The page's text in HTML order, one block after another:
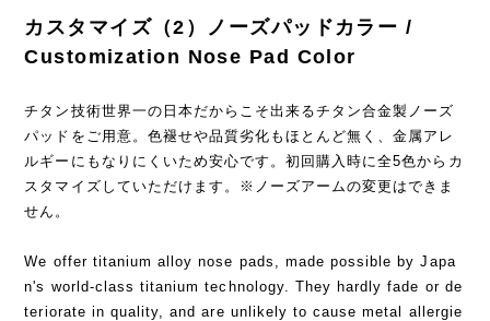
カスタマイズ（2）ノーズパッドカラー /
Customization Nose Pad Color
チタン技術世界一の日本だからこそ出来るチタン合金製ノーズ
パッドをご用意。色褪せや品質劣化もほとんど無く、金属アレ
ルギーにもなりにくいため安心です。初回購入時に全5色からカ
スタマイズしていただけます。※ノーズアームの変更はできま
せん。
We offer titanium alloy nose pads, made possible by Japa
n's world-class titanium technology. They hardly fade or de
teriorate in quality, and are unlikely to cause metal allergie